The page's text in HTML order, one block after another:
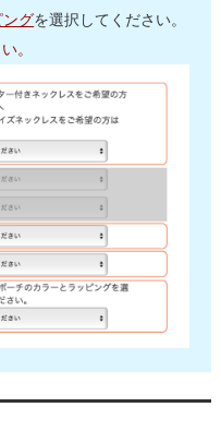
ングを選択してください。
。